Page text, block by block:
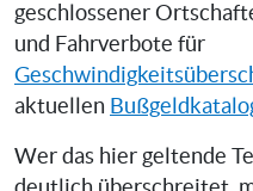
geschlossener
und Fahrverbote für
aktuellen
Wer das hier geltende